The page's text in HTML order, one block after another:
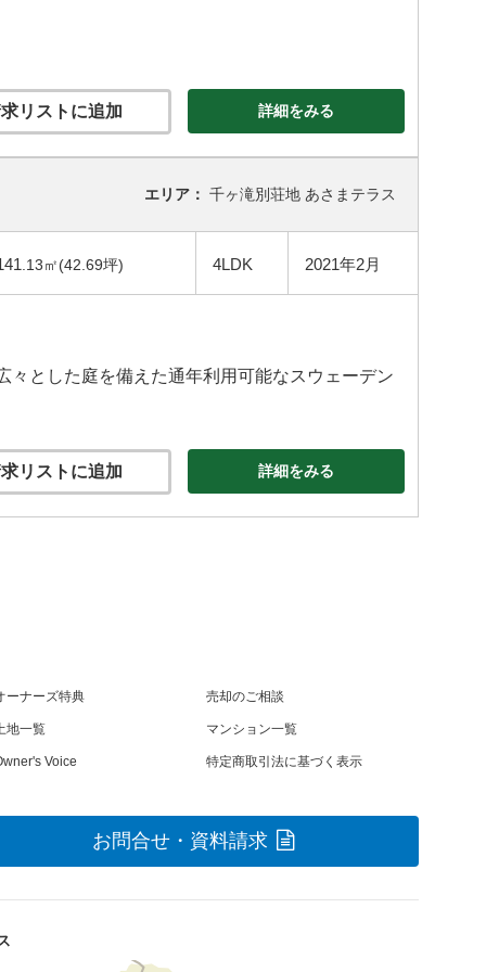
リストに追加 詳細をみる
エリア： 千ヶ滝別荘地 あさまテラス
.13㎡(42.69坪) 4LDK 2021年2月
とした庭を備えた通年利用可能なスウェーデン
リストに追加 詳細をみる
ーナーズ特典 売却のご相談
地一覧 マンション一覧
Voice 特定商取引法に基づく表示
お問合せ・資料請求